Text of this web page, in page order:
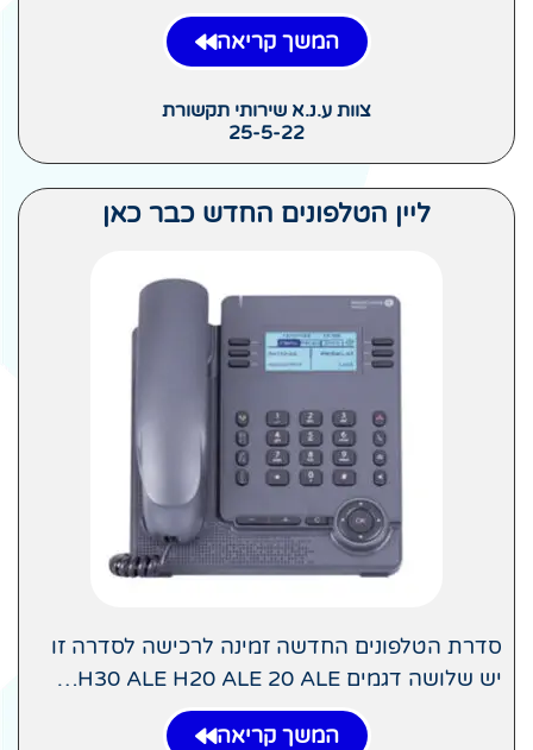
המשך קריאה
צוות ע.נ.א שירותי תקשורת
25-5-22
ליין הטלפונים החדש כבר כאן
סדרת הטלפונים החדשה זמינה לרכישה לסדרה זו
יש שלושה דגמים H30 ALE H20 ALE 20 ALE…
המשך קריאה